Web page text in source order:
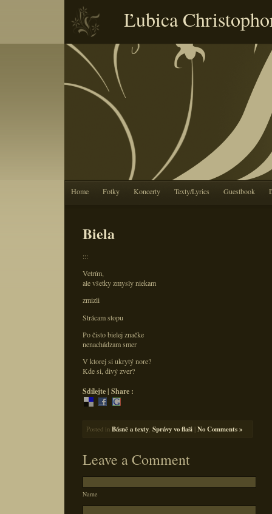
Ľubica
Home Fotky Koncerty Texty/Lyrics Guestbook
Biela
:::
Vetrím,
ale všetky zmysly niekam
zmizli
Strácam stopu
Po čisto bielej značke
nenachádzam smer
V ktorej si ukrytý nore?
Kde si, divý zver?
Sdílejte | Share :
Posted in Básně a texty Správy vo flaši |No Comments »
Leave a Comment
Name